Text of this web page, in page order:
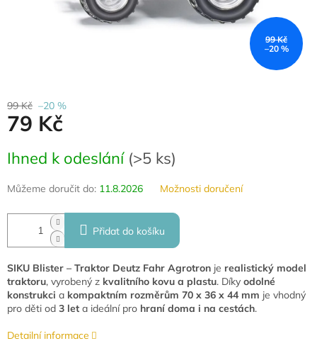
99 Kč
–20 %
99 Kč –20 %
79 Kč
cena:
Ihned k odeslání (>5 ks)
Můžeme doručit do: 11.8.2026 Možnosti doručení
Přidat do košíku
SIKU Blister – Traktor Deutz Fahr Agrotron je realistický model
traktoru, vyrobený z kvalitního kovu a plastu. Díky odolné
konstrukci a kompaktním rozměrům 70 x 36 x 44 mm je vhodný
pro děti od 3 let a ideální pro hraní doma i na cestách.
Detailní informace